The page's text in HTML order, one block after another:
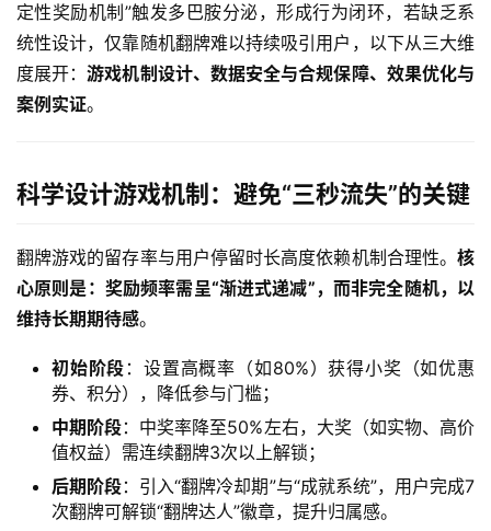
定性奖励机制”触发多巴胺分泌，形成行为闭环，若缺乏系
统性设计，仅靠随机翻牌难以持续吸引用户，以下从三大维
度展开：游戏机制设计、数据安全与合规保障、效果优化与
案例实证。
科学设计游戏机制：避免“三秒流失”的关键
翻牌游戏的留存率与用户停留时长高度依赖机制合理性。 核
心原则是：奖励频率需呈“渐进式递减”，而非完全随机，以
维持长期期待感。
初始阶段 ：设置高概率（如80%）获得小奖（如优惠
券、积分），降低参与门槛；
中期阶段：中奖率降至50%左右，大奖（如实物、高价
值权益）需连续翻牌3次以上解锁；
后期阶段：引入“翻牌冷却期”与“成就系统”，用户完成7
次翻牌可解锁“翻牌达人”徽章，提升归属感。